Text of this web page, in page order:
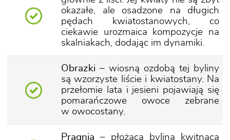
okazałe, ale osadzone na długich
pędach kwiatostanowych, co
ciekawie urozmaica kompozycje na
skalniakach, dodając im dynamiki.
Obrazki – wiosną ozdobą tej byliny
są wzorzyste liście i kwiatostany. Na
przełomie lata i jesieni pojawiają się
pomarańczowe owoce zebrane
w owocostany.
Pragnia – płożąca bylina kwitnąca